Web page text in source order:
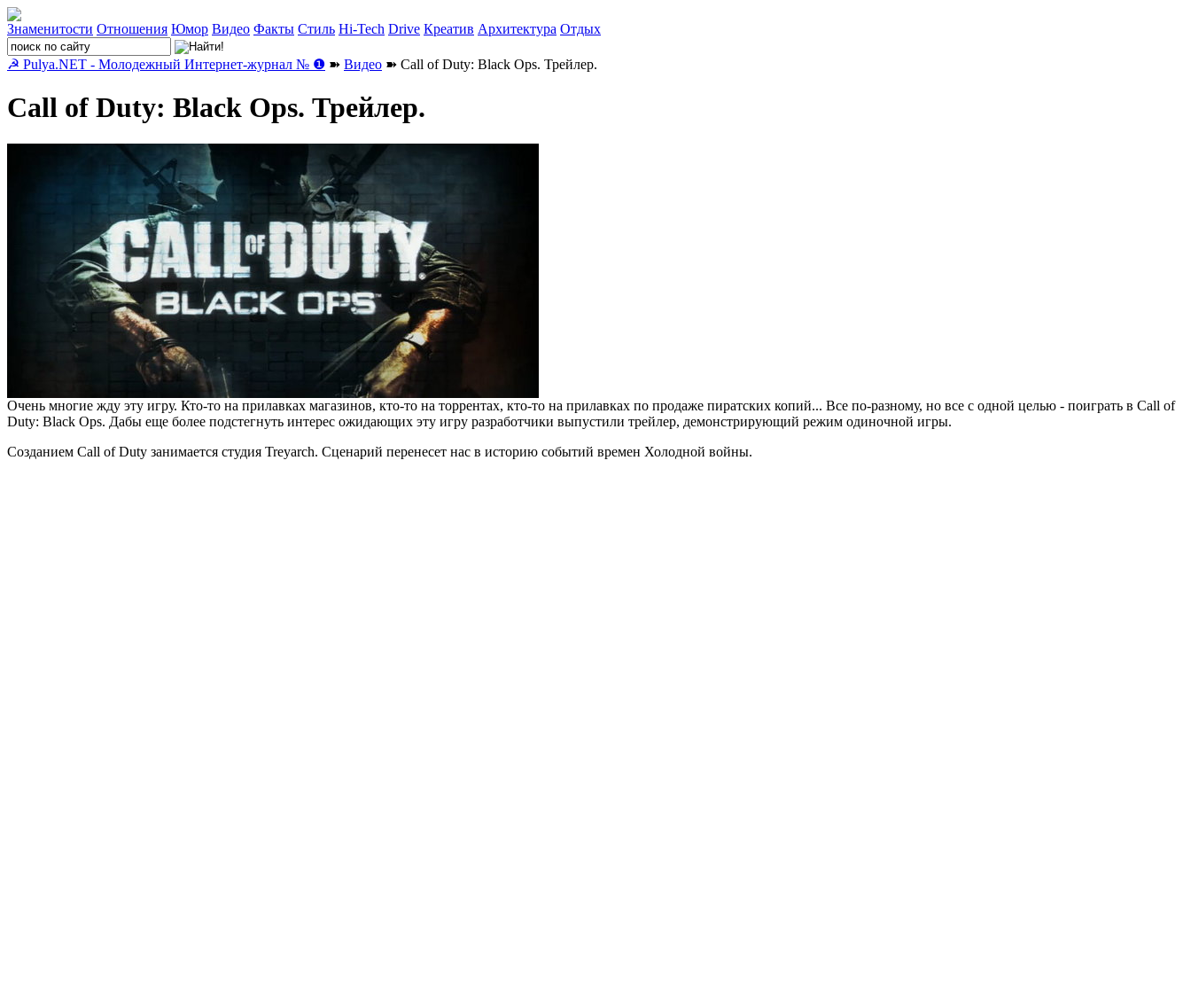
Знаменитости Отношения Юмор Видео Факты Стиль Hi-Tech Drive Креатив Архитектура Отдых
☭ Pulya.NET - Молодежный Интернет-журнал № ❶ ➽ Видео ➽ Call of Duty: Black Ops. Трейлер.
Call of Duty: Black Ops. Трейлер.
Очень многие жду эту игру. Кто-то на прилавках магазинов, кто-то на торрентах, кто-то на прилавках по продаже пиратских копий... Все по-разному, но все с одной целью - поиграть в Call of
Duty: Black Ops. Дабы еще более подстегнуть интерес ожидающих эту игру разработчики выпустили трейлер, демонстрирующий режим одиночной игры.
Созданием Call of Duty занимается студия Treyarch. Сценарий перенесет нас в историю событий времен Холодной войны.